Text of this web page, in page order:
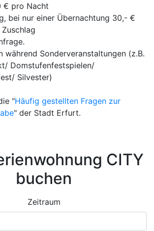
€ pro Nacht
bei nur einer Übernachtung 30,- €
während Sonderveranstaltungen (z.B.
Domstufenfestspielen/
Silvester)
"Häufig gestellten Fragen zur
" der Stadt Erfurt.
CITY
buchen
Zeitraum